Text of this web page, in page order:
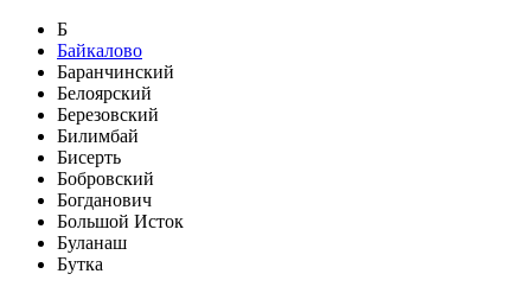
Б
Байкалово
Баранчинский
Белоярский
Березовский
Билимбай
Бисерть
Бобровский
Богданович
Большой Исток
Буланаш
Бутка